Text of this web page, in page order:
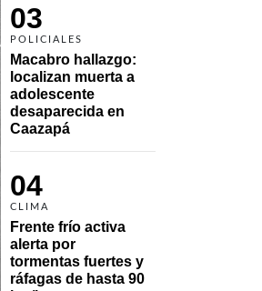
03
POLICIALES
Macabro hallazgo:
localizan muerta a
adolescente
desaparecida en
Caazapá
04
CLIMA
Frente frío activa
alerta por
tormentas fuertes y
ráfagas de hasta 90